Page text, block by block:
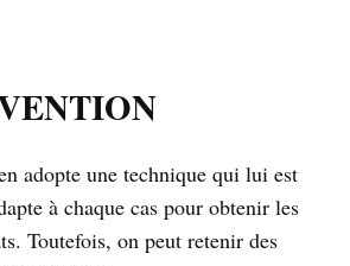
adopte une technique qui lui est
à chaque cas pour obtenir les
Toutefois, on peut retenir des